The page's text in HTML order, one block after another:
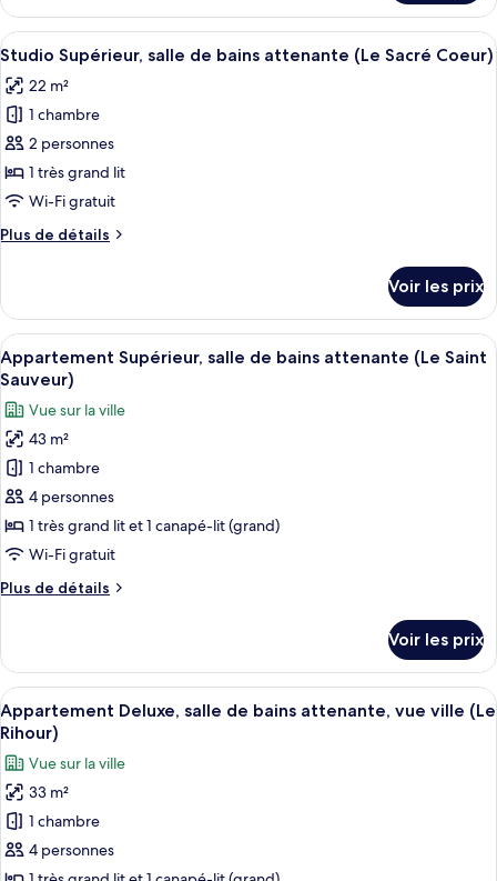
bains
attenante,
vue
ville
(Le
Flandres)
le
type
de
Appartement
Familial,
salle
de
bains
attenante,
vue
ville
Afficher
toutes
les
photos
pour
ce
type
chambre :
salle
de
bains
attenante
(Le
Sacré
Coeur)
Une chambre d’hôtel moderne
17
Studio Supérieur, salle de bains attenante (Le Sacré Coeur)
22 m²
1 chambre
2 personnes
1 très grand lit
Wi-Fi gratuit
Plus de détails
Plus
le
type
de
chambre
Supérieur,
salle
de
bains
attenante
Sacré
Coeur)
Voir les prix
Afficher
toutes
les
photos
pour
ce
type
de
chambre :
Supérieur,
bains
attenante
(Le
Saint
Sauveur)
Un salon moderne comprenant un
25
Appartement Supérieur, salle de bains attenante (Le Saint
Sauveur)
Vue sur la ville
43 m²
1 chambre
4 personnes
1 très grand lit et 1 canapé-lit (grand)
Wi-Fi gratuit
Plus de détails
Plus
le
type
de
chambre
Appartement
Supérieur,
salle
de
bains
attenante
Voir les prix
Afficher
toutes
les
photos
pour
ce
type
Un salon moderne avec un canapé
20
Appartement Deluxe, salle de bains attenante, vue ville (Le
Rihour)
Vue sur la ville
33 m²
1 chambre
4 personnes